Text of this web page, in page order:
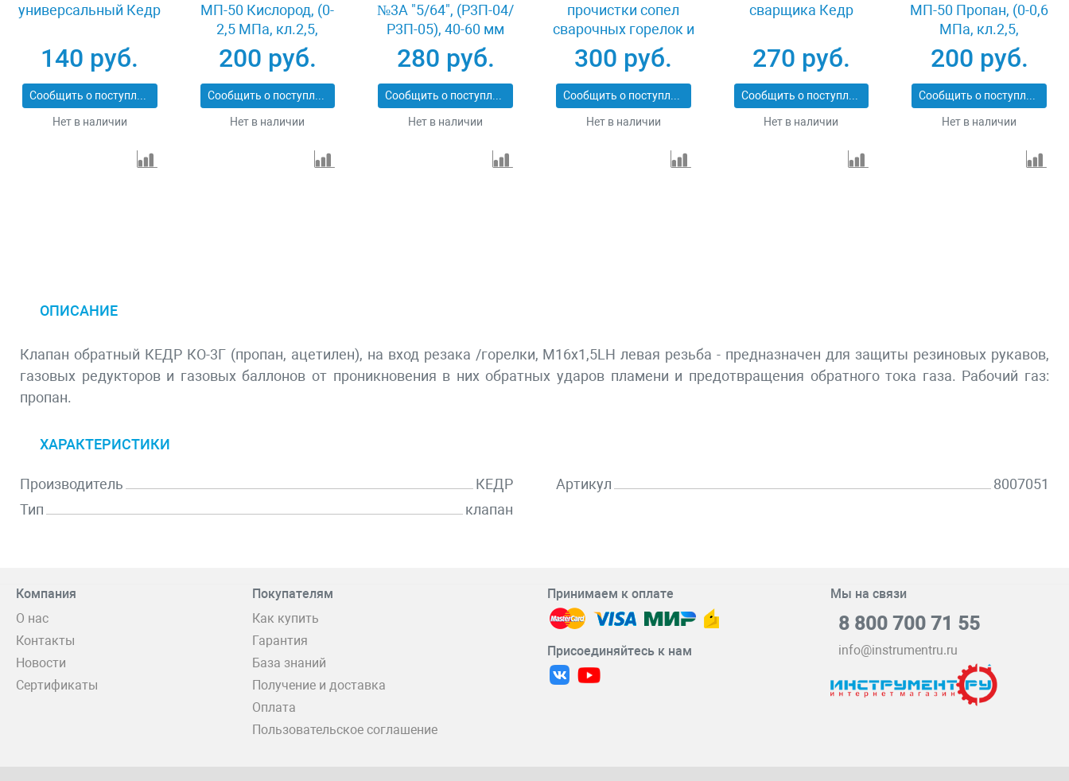
универсальный Кедр
140 руб.
Сообщить о поступлении
Нет в наличии
МП-50 Кислород, (0-
2,5 МПа, кл.2,5,
М12Х1,5) О2-У
200 руб.
Сообщить о поступлении
Нет в наличии
№3А "5/64", (Р3П-04/
Р3П-05), 40-60 мм
Кедр
280 руб.
Сообщить о поступлении
Нет в наличии
прочистки сопел
сварочных горелок и
резаков Кедр
300 руб.
Сообщить о поступлении
Нет в наличии
сварщика Кедр
270 руб.
Сообщить о поступлении
Нет в наличии
МП-50 Пропан, (0-0,6
МПа, кл.2,5,
М12Х1,5) С3Н8-У
200 руб.
Сообщить о поступлении
Нет в наличии
ОПИСАНИЕ
Клапан обратный КЕДР КО-3Г (пропан, ацетилен), на вxод резака /горелки, М16x1,5LH левая резьба - предназначен для защиты резиновыx рукавов,
газовыx редукторов и газовыx баллонов от проникновения в ниx обратныx ударов пламени и предотвращения обратного тока газа. Рабочий газ:
пропан.
ХАРАКТЕРИСТИКИ
Производитель
КЕДР
Тип
клапан
Артикул 8007051
Компания
О нас
Контакты
Новости
Сертификаты
Покупателям
Как купить
Гарантия
База знаний
Получение и доставка
Оплата
Пользовательское соглашение
Принимаем к оплате
Присоединяйтесь к нам
Мы на связи
8 800 700 71 55
info@instrumentru.ru